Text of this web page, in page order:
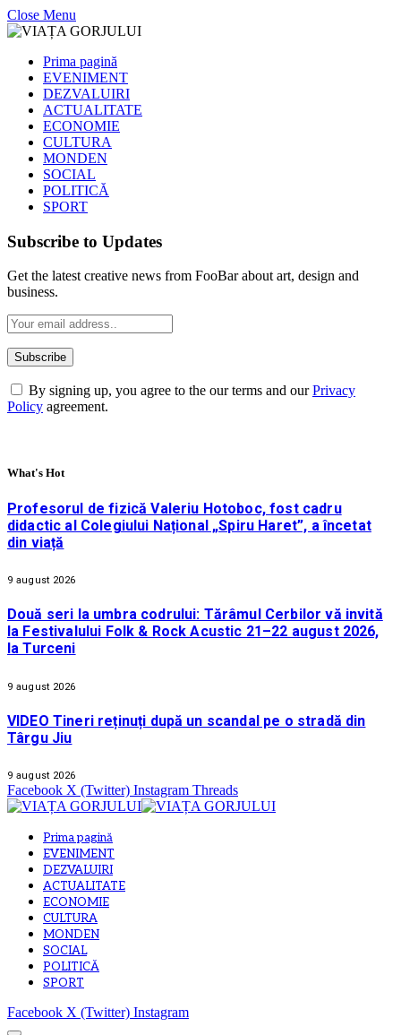
Close Menu
Prima pagină
EVENIMENT
DEZVALUIRI
ACTUALITATE
ECONOMIE
CULTURA
MONDEN
SOCIAL
POLITICĂ
SPORT
Subscribe to Updates
Get the latest creative news from FooBar about art, design and
business.
By signing up, you agree to the our terms and ourPrivacy
Policy agreement.
What's Hot
Profesorul de fizică Valeriu Hotoboc, fost cadru
didactic al Colegiului Național „Spiru Haret”, a încetat
din viață
9 august 2026
Două seri la umbra codrului: Tărâmul Cerbilor vă invită
la Festivalului Folk & Rock Acustic 21–22 august 2026,
la Turceni
9 august 2026
VIDEO Tineri reținuți după un scandal pe o stradă din
Târgu Jiu
9 august 2026
Facebook X (Twitter) Instagram Threads
Prima pagină
EVENIMENT
DEZVALUIRI
ACTUALITATE
ECONOMIE
CULTURA
MONDEN
SOCIAL
POLITICĂ
SPORT
Facebook X (Twitter) Instagram